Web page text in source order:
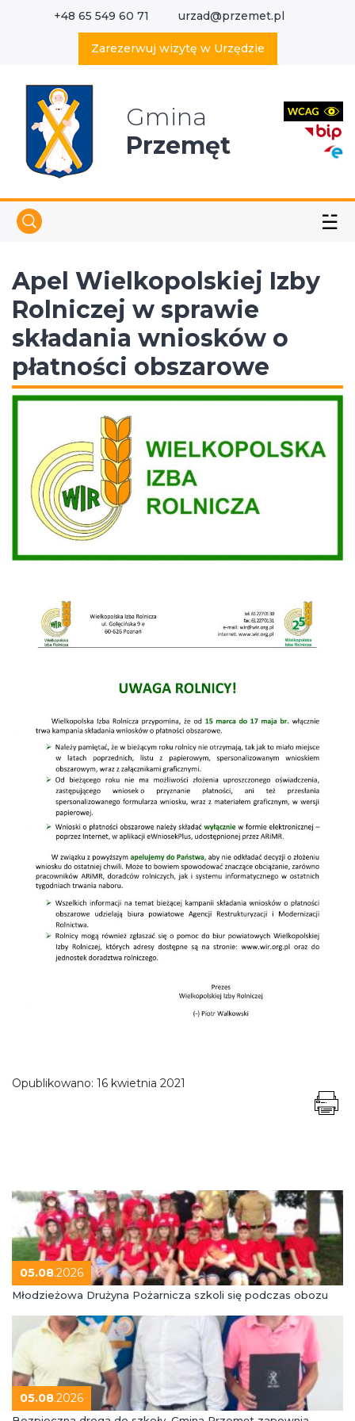
+48 65 549 60 71 urzad@przemet.pl
Zarezerwuj wizytę w Urzędzie
Gmina
Przemęt
☱
Apel Wielkopolskiej Izby
Rolniczej w sprawie
składania wniosków o
płatności obszarowe
Opublikowano: 16 kwietnia 2021
05.08.2026
Młodzieżowa Drużyna Pożarnicza szkoli się podczas obozu
05.08.2026
Wyszukaj w serwisie